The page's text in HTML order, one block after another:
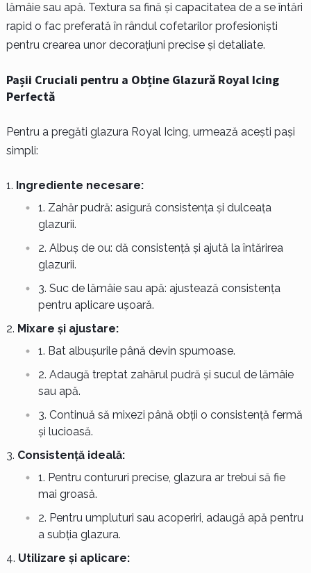
lămâie sau apă. Textura sa fină și capacitatea de a se întări
rapid o fac preferată în rândul cofetarilor profesioniști
pentru crearea unor decorațiuni precise și detaliate.
Pașii Cruciali pentru a Obține Glazură Royal Icing
Perfectă
Pentru a pregăti glazura Royal Icing, urmează acești pași
simpli:
Ingrediente necesare:
Zahăr pudră: asigură consistența și dulceața
glazurii.
Albuș de ou: dă consistență și ajută la întărirea
glazurii.
Suc de lămâie sau apă: ajustează consistența
pentru aplicare ușoară.
Mixare și ajustare:
Bat albușurile până devin spumoase.
Adaugă treptat zahărul pudră și sucul de lămâie
sau apă.
Continuă să mixezi până obții o consistență fermă
și lucioasă.
Consistență ideală:
Pentru contururi precise, glazura ar trebui să fie
mai groasă.
Pentru umpluturi sau acoperiri, adaugă apă pentru
a subția glazura.
Utilizare și aplicare: